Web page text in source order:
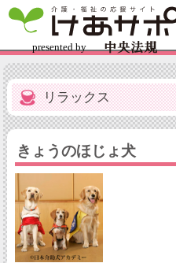
リラックス
きょうのほじょ犬